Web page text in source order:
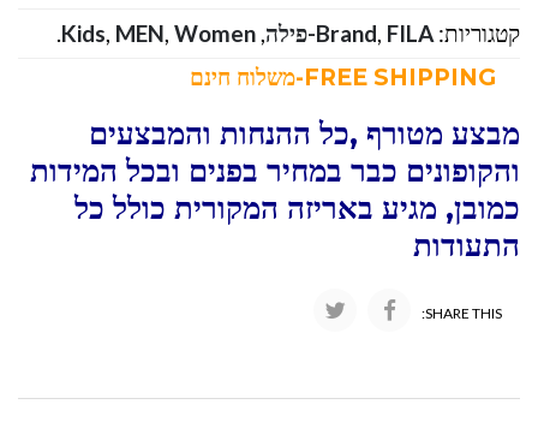
קטגוריות:
Brand, FILA-פילה ,
Kids, MEN, Women
.
מבצע מטורף ,כל ההנחות והמבצעים
והקופונים כבר במחיר בפנים ובכל המידות
כמובן, מגיע באריזה המקורית כולל כל
התעודות
SHARE THIS: